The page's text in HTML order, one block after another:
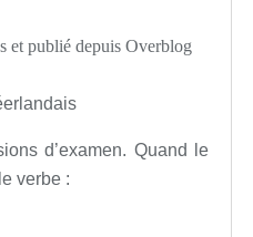
et publié depuis Overblog
d’examen. Quand le
verbe :